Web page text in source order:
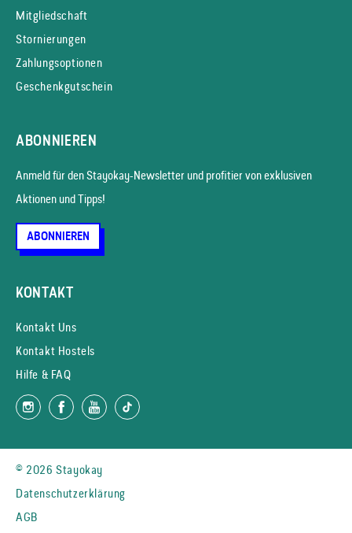
Mitgliedschaft
Stornierungen
Zahlungsoptionen
Geschenkgutschein
ABONNIEREN
Anmeld für den Stayokay-News­letter und profitier von exklusiven
Aktionen und Tipps!
ABONNIEREN
KONTAKT
Kontakt Uns
Kontakt Hostels
Hilfe & FAQ
© 2026 Stayokay
Datenschutzerklärung
AGB